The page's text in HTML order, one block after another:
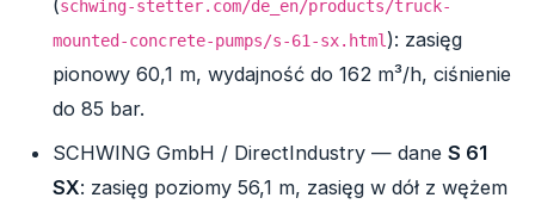
(schwing-stetter.com/de_en/products/truck-
mounted-concrete-pumps/s-61-sx.html): zasięg
pionowy 60,1 m, wydajność do 162 m³/h, ciśnienie
do 85 bar.
SCHWING GmbH / DirectIndustry — dane S 61
SX: zasięg poziomy 56,1 m, zasięg w dół z wężem